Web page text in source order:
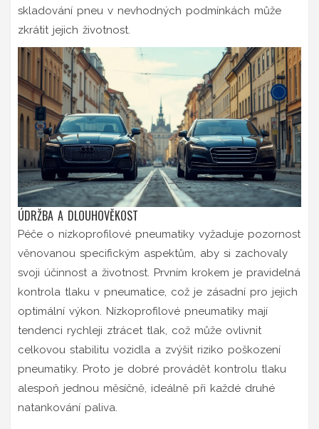
skladování pneu v nevhodných podmínkách může
zkrátit jejich životnost.
ÚDRŽBA A DLOUHOVĚKOST
Péče o nízkoprofilové pneumatiky vyžaduje pozornost
věnovanou specifickým aspektům, aby si zachovaly
svoji účinnost a životnost. Prvním krokem je pravidelná
kontrola tlaku v pneumatice, což je zásadní pro jejich
optimální výkon. Nízkoprofilové pneumatiky mají
tendenci rychleji ztrácet tlak, což může ovlivnit
celkovou stabilitu vozidla a zvýšit riziko poškození
pneumatiky. Proto je dobré provádět kontrolu tlaku
alespoň jednou měsíčně, ideálně při každé druhé
natankování paliva.